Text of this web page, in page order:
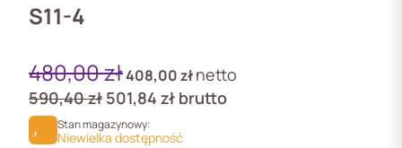
S11-4
480,00zł408,00złnetto
590,40zł 501,84 zł brutto
Stan magazynowy:
Niewielka dostępność